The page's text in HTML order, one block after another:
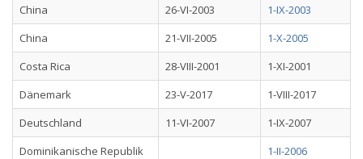
China
26-VI-2003
1-IX-2003
China
21-VII-2005
1-X-2005
Costa Rica
28-VIII-2001
1-XI-2001
Dänemark
23-V-2017
1-VIII-2017
Deutschland
11-VI-2007
1-IX-2007
Dominikanische Republik
1-II-2006